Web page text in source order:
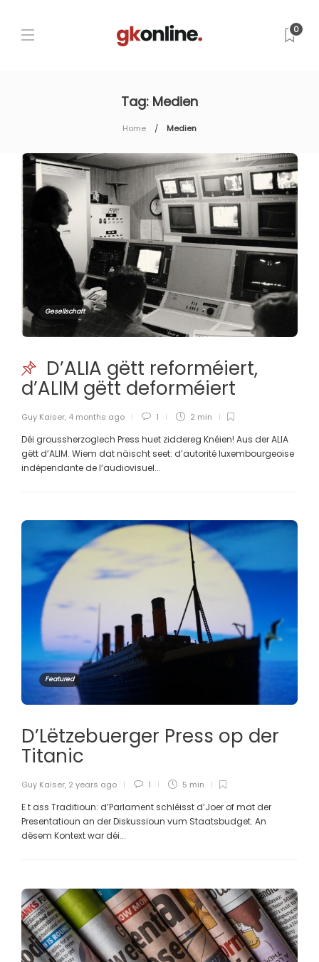
0
Tag: Medien
Home Medien
Gesellschaft
D’ALIA gëtt reforméiert,
d’ALIM gëtt deforméiert
Guy Kaiser, 4 months ago 1 2 min
Déi groussherzoglech Press huet ziddereg Knéien! Aus der ALIA
gëtt d’ALIM. Wiem dat näischt seet: d’autorité luxembourgeoise
indépendante de l’audiovisuel...
Featured
D’Lëtzebuerger Press op der
Titanic
Guy Kaiser, 2 years ago 1 5 min
E t ass Traditioun: d’Parlament schléisst d’Joer of mat der
Presentatioun an der Diskussioun vum Staatsbudget. An
dësem Kontext war déi...